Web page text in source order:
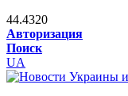
44.4320
Авторизация
Поиск
UA